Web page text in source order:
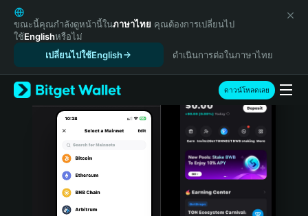
English
日本語
Tiếng Việt
Español (Latinoamérica)
Türkçe
Italiano
Português (Portugal)
Bahasa Indonesia
ขณะนี้คุณกำลังดูหน้านี้ในภาษาไทย คุณต้องการเปลี่ยนไป
ใช้Englishหรือไม่
เปลี่ยนไปใช้English
ดำเนินการต่อในภาษาไทย
ดาวน์โหลดเลย